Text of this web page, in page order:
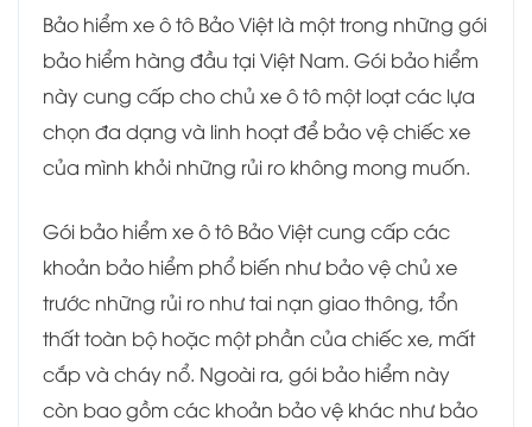
Bảo hiểm xe ô tô Bảo Việt là một trong những gói
bảo hiểm hàng đầu tại Việt Nam. Gói bảo hiểm
này cung cấp cho chủ xe ô tô một loạt các lựa
chọn đa dạng và linh hoạt để bảo vệ chiếc xe
của mình khỏi những rủi ro không mong muốn.
Gói bảo hiểm xe ô tô Bảo Việt cung cấp các
khoản bảo hiểm phổ biến như bảo vệ chủ xe
trước những rủi ro như tai nạn giao thông, tổn
thất toàn bộ hoặc một phần của chiếc xe, mất
cắp và cháy nổ. Ngoài ra, gói bảo hiểm này
còn bao gồm các khoản bảo vệ khác như bảo